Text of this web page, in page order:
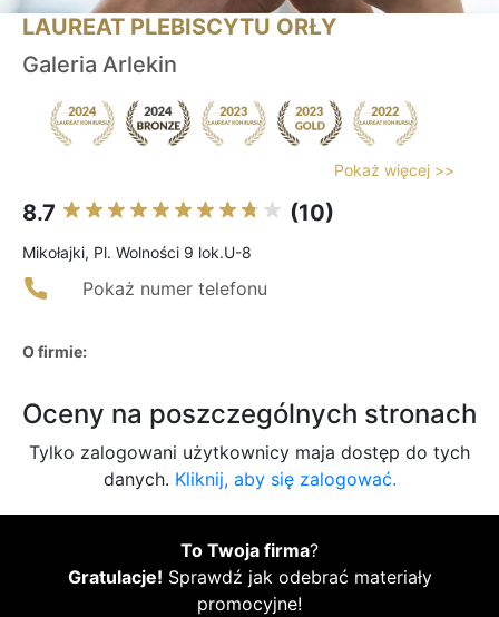
LAUREAT PLEBISCYTU ORŁY
Galeria Arlekin
Pokaż więcej >>
8.7 (10)
Mikołajki, Pl. Wolności 9 lok.U-8
Pokaż numer telefonu
O firmie:
Oceny na poszczególnych stronach
Tylko zalogowani użytkownicy maja dostęp do tych
danych. Kliknij, aby się zalogować.
To Twoja firma?
Gratulacje! Sprawdź jak odebrać materiały
promocyjne!